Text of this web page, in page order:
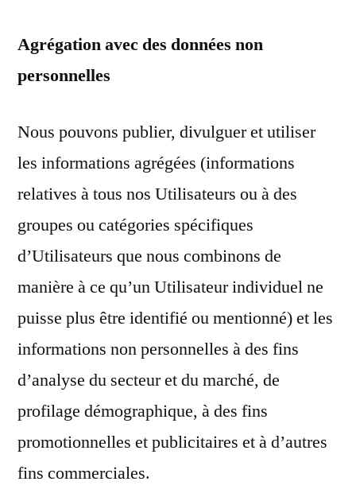
Agrégation avec des données non
personnelles
Nous pouvons publier, divulguer et utiliser
les informations agrégées (informations
relatives à tous nos Utilisateurs ou à des
groupes ou catégories spécifiques
d’Utilisateurs que nous combinons de
manière à ce qu’un Utilisateur individuel ne
puisse plus être identifié ou mentionné) et les
informations non personnelles à des fins
d’analyse du secteur et du marché, de
profilage démographique, à des fins
promotionnelles et publicitaires et à d’autres
fins commerciales.